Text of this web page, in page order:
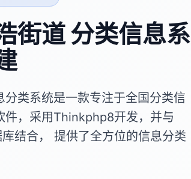
街道 分类信息系
分类系统是一款专注于全国分类信
件，采用Thinkphp8开发，并与
结合， 提供了全方位的信息分类